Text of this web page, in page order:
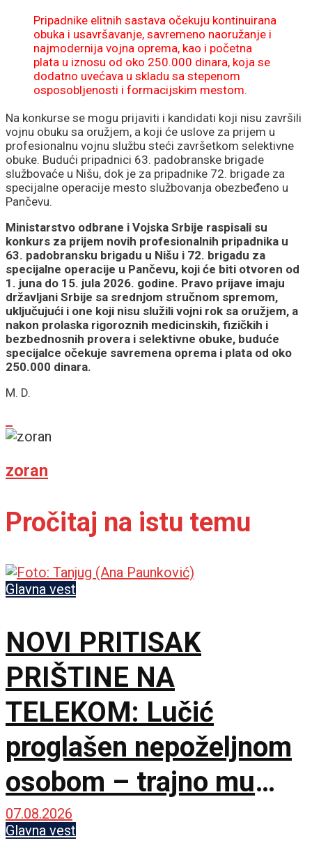
Pripadnike elitnih sastava očekuju kontinuirana
obuka i usavršavanje, savremeno naoružanje i
najmodernija vojna oprema, kao i početna
plata u iznosu od oko 250.000 dinara, koja se
dodatno uvećava u skladu sa stepenom
osposobljenosti i formacijskim mestom.
Na konkurse se mogu prijaviti i kandidati koji nisu završili
vojnu obuku sa oružjem, a koji će uslove za prijem u
profesionalnu vojnu službu steći završetkom selektivne
obuke. Budući pripadnici 63. padobranske brigade
službovaće u Nišu, dok je za pripadnike 72. brigade za
specijalne operacije mesto službovanja obezbeđeno u
Pančevu.
Ministarstvo odbrane i Vojska Srbije raspisali su
konkurs za prijem novih profesionalnih pripadnika u
63. padobransku brigadu u Nišu i 72. brigadu za
specijalne operacije u Pančevu, koji će biti otvoren od
1. juna do 15. jula 2026. godine. Pravo prijave imaju
državljani Srbije sa srednjom stručnom spremom,
uključujući i one koji nisu služili vojni rok sa oružjem, a
nakon prolaska rigoroznih medicinskih, fizičkih i
bezbednosnih provera i selektivne obuke, buduće
specijalce očekuje savremena oprema i plata od oko
250.000 dinara.
M. D.
zoran
Pročitaj na istu temu
Glavna vest
NOVI PRITISAK
PRIŠTINE NA
TELEKOM: Lučić
proglašen nepoželjnom
osobom – trajno mu
zabranjen ulazak na
07.08.2026
Glavna vest